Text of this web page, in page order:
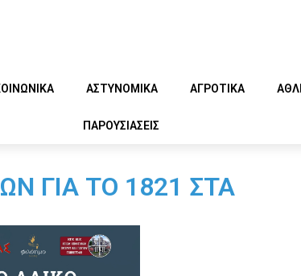
ΑΣΤΥΝΟΜΙΚΑ ΑΓΡΟΤΙΚΑ
ΠΑΡΟΥΣΙΑΣΕΙΣ
ΓΙΑ ΤΟ 1821 ΣΤΑ